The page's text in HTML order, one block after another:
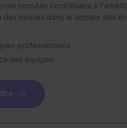
recrutée contribuera à
risques dans le secteur des
professionnels
des équipes